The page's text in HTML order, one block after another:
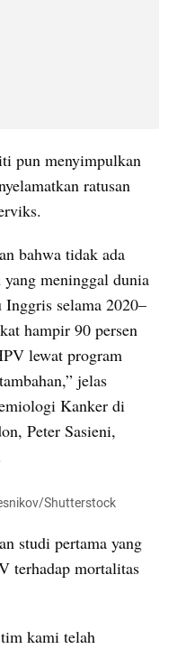
pun menyimpulkan
ratusan
bahwa tidak ada
meninggal dunia
selama 2020–
hampir 90 persen
lewat program
jelas
Kanker di
Peter Sasieni,
Shutterstock
studi pertama yang
kami telah